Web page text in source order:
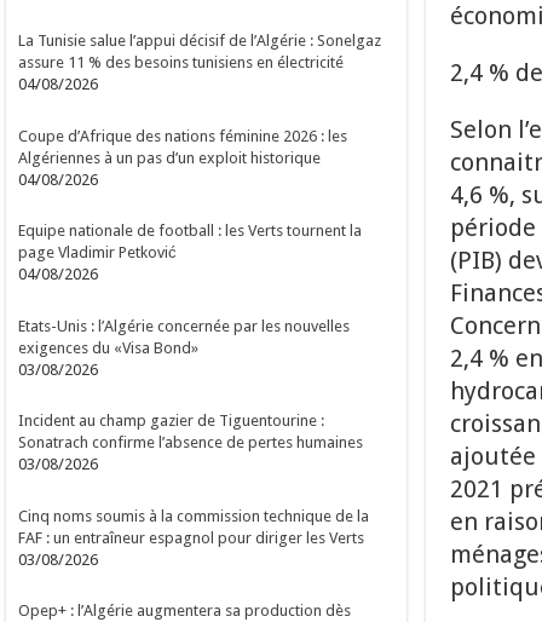
2,4 %
Selon
4,6 %,
(PIB)
2,4 %
ajoutée
2021
en
La Tunisie salue l’appui décisif de l’Algérie : Sonelgaz
assure 11 % des besoins tunisiens en électricité
04/08/2026
Coupe d’Afrique des nations féminine 2026 : les
Algériennes à un pas d’un exploit historique
04/08/2026
Equipe nationale de football : les Verts tournent la
page Vladimir Petković
04/08/2026
Etats-Unis : l’Algérie concernée par les nouvelles
exigences du «Visa Bond»
03/08/2026
Incident au champ gazier de Tiguentourine :
Sonatrach confirme l’absence de pertes humaines
03/08/2026
Cinq noms soumis à la commission technique de la
FAF : un entraîneur espagnol pour diriger les Verts
03/08/2026
Opep+ : l’Algérie augmentera sa production dès